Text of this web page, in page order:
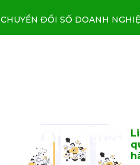
CHUYỂN ĐỔI SỐ DOANH